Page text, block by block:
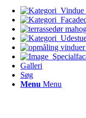
Galleri
Søg
Menu Menu